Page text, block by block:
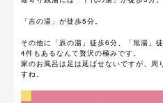
「吉の湯」が徒歩5分。
その他に「辰の湯」徒歩6分、「旭湯」
4件もあるなんて贅沢の極みです。
家のお風呂は足は延ばせないですが、周
すね。